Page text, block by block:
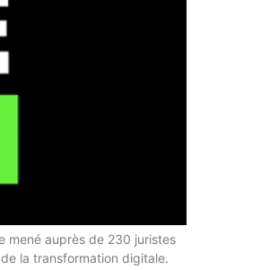
mené auprès de 230 juristes
la transformation digitale.